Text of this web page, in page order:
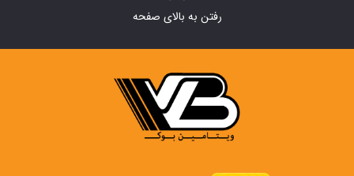
رفتن به بالای صفحه